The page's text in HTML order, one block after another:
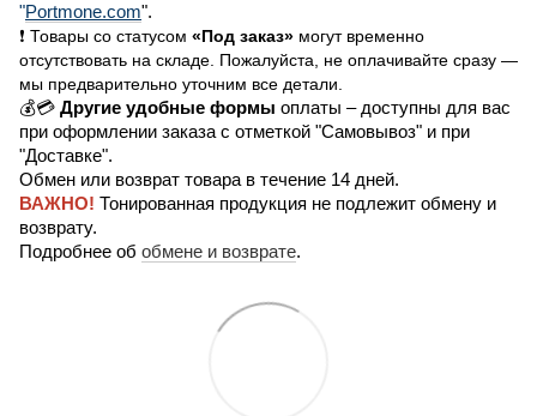
"Portmone.com".
❗ Товары со статусом «Под заказ» могут временно
отсутствовать на складе. Пожалуйста, не оплачивайте сразу —
мы предварительно уточним все детали.
💰💳 Другие удобные формы оплаты – доступны для вас
при оформлении заказа с отметкой "Самовывоз" и при
"Доставке".
Обмен или возврат товара в течение 14 дней.
ВАЖНО! Тонированная продукция не подлежит обмену и
возврату.
Подробнее об обмене и возврате.